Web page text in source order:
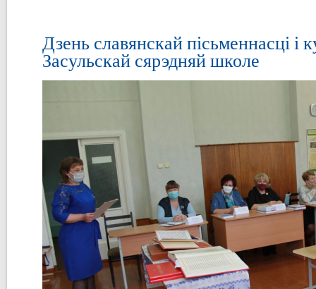
Дзень славянскай пісьменнасці і
Засульскай сярэдняй школе